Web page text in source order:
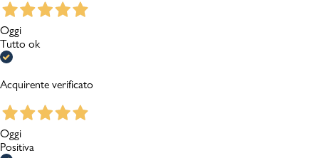
Oggi
Tutto ok
Acquirente verificato
Oggi
Positiva